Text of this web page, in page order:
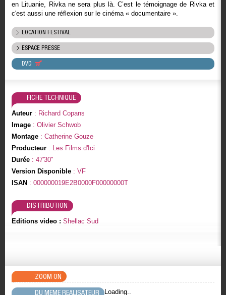
en Lituanie, Rivka ne sera plus là. C’est le témoignage de Rivka et
c'est aussi une réflexion sur le cinéma « documentaire ».
LOCATION FESTIVAL
ESPACE PRESSE
DVD
FICHE TECHNIQUE
Auteur: Richard Copans
Image: Olivier Schwob
Montage: Catherine Gouze
Producteur: Les Films d'Ici
Durée: 47'30"
Version Disponible: VF
ISAN : 000000019E2B0000F00000000T
DISTRIBUTION
Editions video : Shellac Sud
ZOOM ON
DU MEME REALISATEUR
Loading..